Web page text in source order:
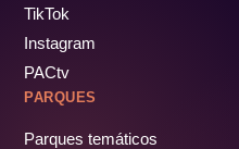
TikTok
Instagram
PACtv
PARQUES
Parques temáticos